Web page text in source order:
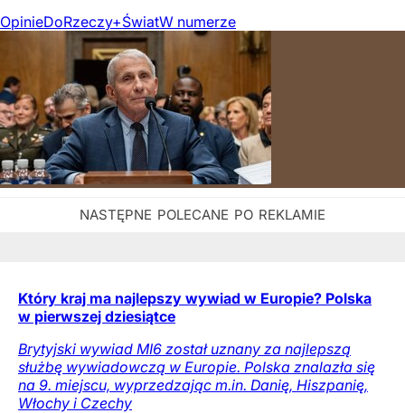
OpinieDoRzeczy+ŚwiatW numerze
Który kraj ma najlepszy wywiad w Europie? Polska
w pierwszej dziesiątce
Brytyjski wywiad MI6 został uznany za najlepszą
służbę wywiadowczą w Europie. Polska znalazła się
na 9. miejscu, wyprzedzając m.in. Danię, Hiszpanię,
Włochy i Czechy